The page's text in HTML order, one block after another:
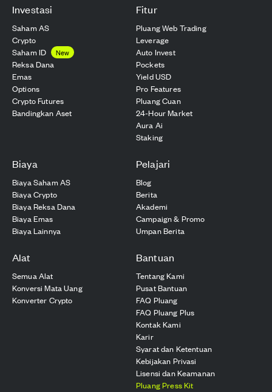
Investasi
Saham AS
Crypto
Saham ID
New
Reksa Dana
Emas
Options
Crypto Futures
Bandingkan Aset
Fitur
Pluang Web Trading
Leverage
Auto Invest
Pockets
Yield USD
Pro Features
Pluang Cuan
24-Hour Market
Aura Ai
Staking
Biaya
Biaya Saham AS
Biaya Crypto
Biaya Reksa Dana
Biaya Emas
Biaya Lainnya
Pelajari
Blog
Berita
Akademi
Campaign & Promo
Umpan Berita
Alat
Semua Alat
Konversi Mata Uang
Konverter Crypto
Bantuan
Tentang Kami
Pusat Bantuan
FAQ Pluang
FAQ Pluang Plus
Kontak Kami
Karir
Syarat dan Ketentuan
Kebijakan Privasi
Lisensi dan Keamanan
Pluang Press Kit